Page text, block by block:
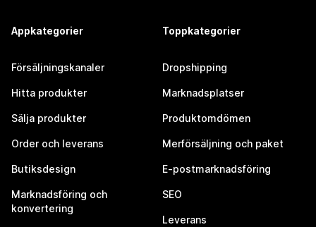
Appkategorier
Försäljningskanaler
Hitta produkter
Sälja produkter
Order och leverans
Butiksdesign
Marknadsföring och
konvertering
Toppkategorier
Dropshipping
Marknadsplatser
Produktomdömen
Merförsäljning och paket
E-postmarknadsföring
SEO
Leverans